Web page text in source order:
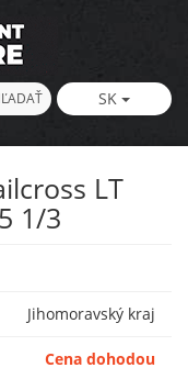
SK
LT
1/3
Jihomoravský kraj
Cena dohodou